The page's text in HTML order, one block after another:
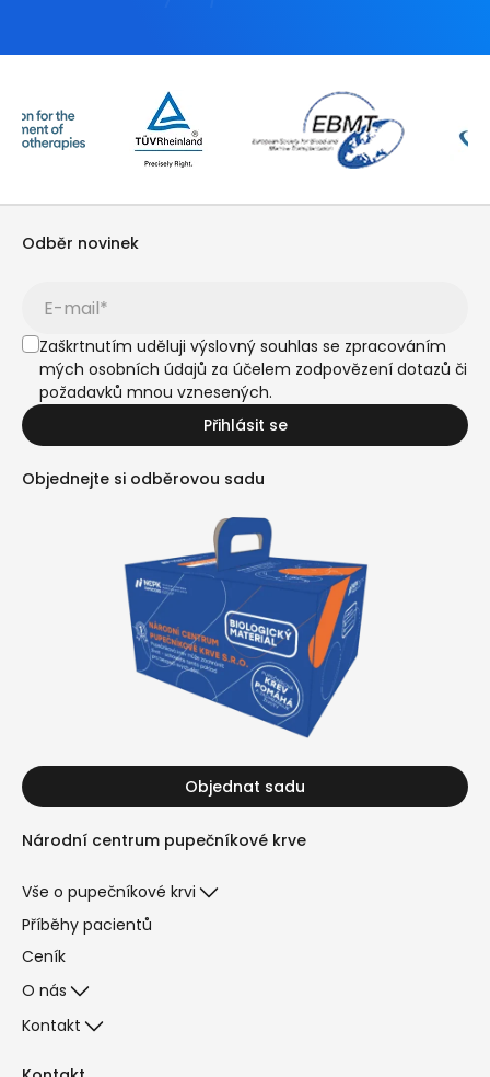
Národní centrum pupečníkové krve
Vše o pupečníkové krvi
Příběhy pacientů
Ceník
O nás
Kontakt
Objednejte si odběrovou sadu
Objednat sadu
Odběr novinek
Zaškrtnutím uděluji výslovný souhlas se zpracováním
mých osobních údajů za účelem zodpovězení dotazů či
požadavků mnou vznesených.
Přihlásit se